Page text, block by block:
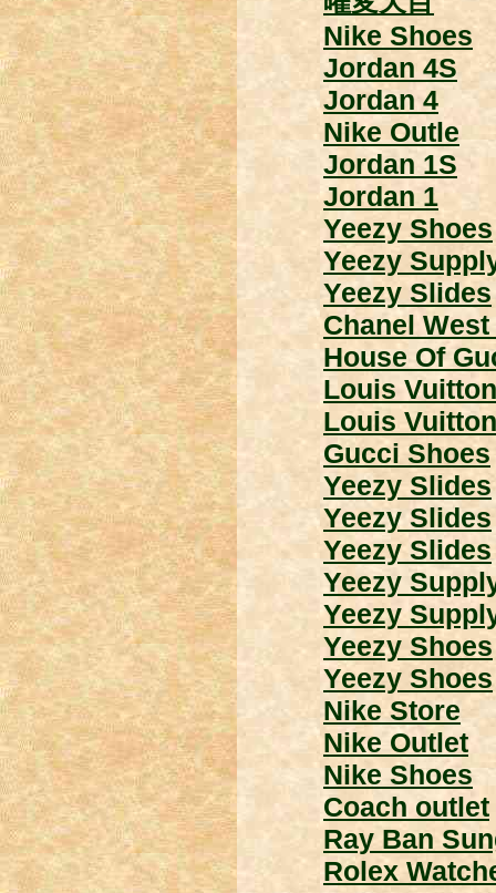
Nike Shoes
Jordan 4S
Jordan 4
Nike Outle
Jordan 1S
Jordan 1
Yeezy Shoes
Yeezy
Yeezy Slides
Chanel
House Of
Louis Vuitton
Louis
Gucci Shoes
Yeezy Slides
Yeezy Slides
Yeezy Slides
Yeezy
Yeezy
Yeezy Shoes
Yeezy Shoes
Nike Store
Nike Outlet
Nike Shoes
Coach outlet
Ray Ban
Rolex